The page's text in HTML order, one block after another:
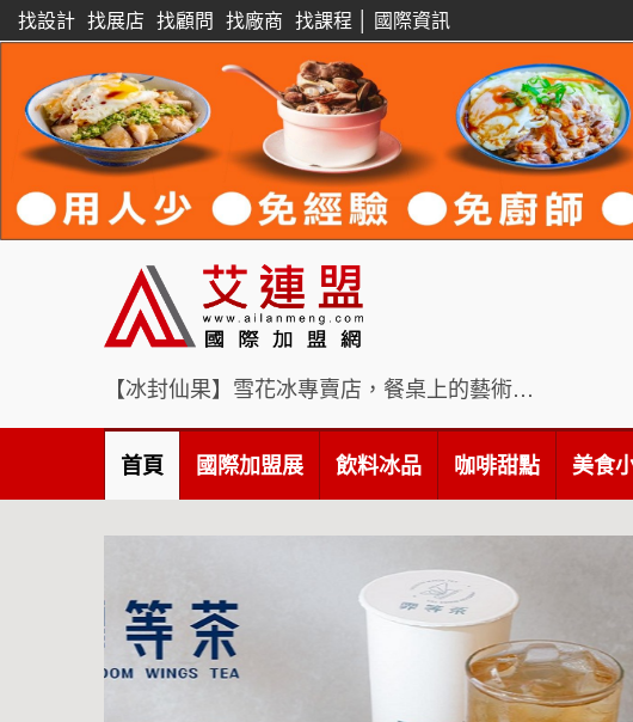
找設計 找展店 找顧問 找廠商 找課程 國際資訊
【冰封仙果】雪花冰專賣店，餐桌上的藝術饗宴
首頁 國際加盟展 飲料冰品 咖啡甜點 美食